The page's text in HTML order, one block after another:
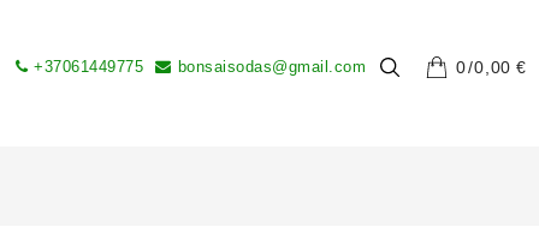
0 0,00€
+37061449775 bonsaisodas@gmail.com